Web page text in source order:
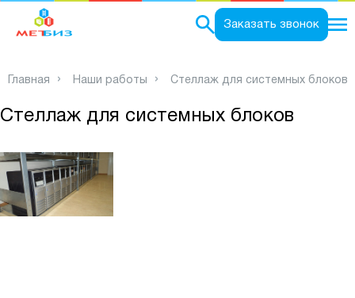
Заказать звонок
Главная Наши работы Стеллаж для системных блоков
Стеллаж для системных блоков